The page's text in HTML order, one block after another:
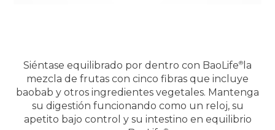
Siéntase equilibrado por dentro con BaoLife
la
mezcla de frutas con cinco fibras que incluye
baobab y otros ingredientes vegetales. Mantenga
su digestión funcionando como un reloj, su
apetito bajo control y su intestino en equilibrio